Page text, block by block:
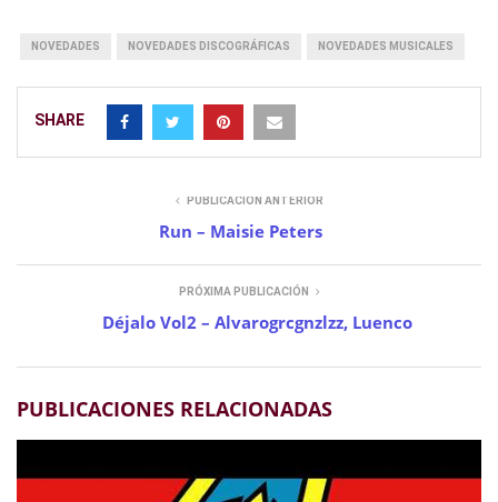
NOVEDADES NOVEDADES DISCOGRÁFICAS NOVEDADES MUSICALES
SHARE
PUBLICACIÓN ANTERIOR
Run – Maisie Peters
PRÓXIMA PUBLICACIÓN
Déjalo Vol2 – Alvarogrcgnzlzz, Luenco
PUBLICACIONES RELACIONADAS